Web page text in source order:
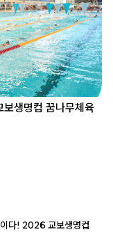
생명컵 꿈나무체육
다! 2026 교보생명컵